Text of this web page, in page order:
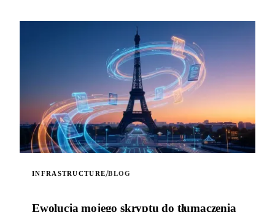
INFRASTRUCTURE/BLOG
Ewolucja mojego skryptu do tłumaczenia